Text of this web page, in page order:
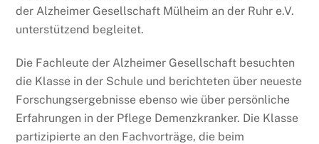
der Alzheimer Gesellschaft Mülheim an der Ruhr e.V.
unterstützend begleitet.
Die Fachleute der Alzheimer Gesellschaft besuchten
die Klasse in der Schule und berichteten über neueste
Forschungsergebnisse ebenso wie über persönliche
Erfahrungen in der Pflege Demenzkranker. Die Klasse
partizipierte an den Fachvorträge, die beim